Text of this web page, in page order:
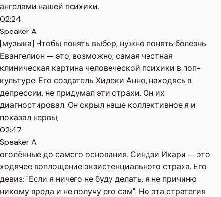
ангелами нашей психики.
02:24
Speaker A
[музыка] Чтобы понять выбор, нужно понять болезнь.
Евангелион — это, возможно, самая честная
клиническая картина человеческой психики в поп-
культуре. Его создатель Хидеки Анно, находясь в
депрессии, не придумал эти страхи. Он их
диагностировал. Он скрыл наше коллективное я и
показал нервы,
02:47
Speaker A
оголённые до самого основания. Синдзи Икари — это
ходячее воплощение экзистенциального страха. Его
девиз: "Если я ничего не буду делать, я не причиню
никому вреда и не получу его сам". Но эта стратегия